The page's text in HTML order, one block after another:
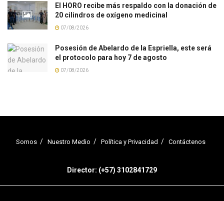
El HORO recibe más respaldo con la donación de
20 cilindros de oxígeno medicinal
07/08/2026
Posesión de Abelardo de la Espriella, este será
el protocolo para hoy 7 de agosto
07/08/2026
Somos Nuestro Medio Política y Privacidad Contáctenos
Director: (+57) 3102841729